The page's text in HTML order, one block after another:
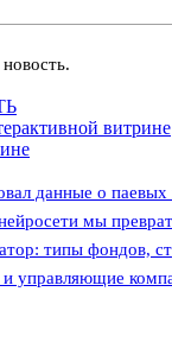
данные о
мы
типы фондов,
и управляющие